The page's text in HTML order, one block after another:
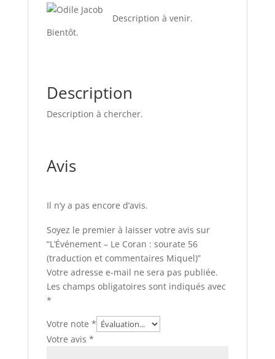
Description à venir.
Bientôt.
Description
Description à chercher.
Avis
Il n’y a pas encore d’avis.
Soyez le premier à laisser votre avis sur
“L’Événement – Le Coran : sourate 56
(traduction et commentaires Miquel)”
Votre adresse e-mail ne sera pas publiée.
Les champs obligatoires sont indiqués avec
*
Votre note *
Votre avis *